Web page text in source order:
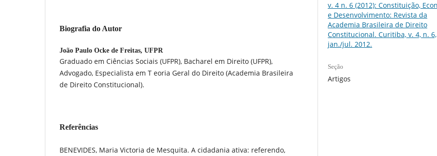
Biografia do Autor
João Paulo Ocke de Freitas, UFPR
Graduado em Ciências Sociais (UFPR), Bacharel em Direito (UFPR),
Advogado, Especialista em T eoria Geral do Direito (Academia Brasileira
de Direito Constitucional).
Referências
BENEVIDES, Maria Victoria de Mesquita. A cidadania ativa: referendo,
v. 4 n. 6 (2012): Constituição,
e Desenvolvimento: Revista da
Academia Brasileira de Direito
Constitucional. Curitiba, v. 4, n. 6,
jan./jul. 2012.
Seção
Artigos